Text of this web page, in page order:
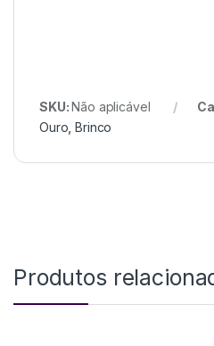
SKU:Não aplicável
Ouro ,Brinco
Produtos